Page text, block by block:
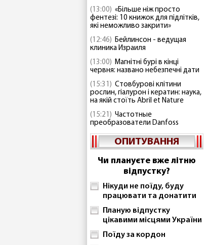
(13:00) «Більше ніж просто
фентезі: 10 книжок для підлітків,
які неможливо закрити»
(12:46) Бейлинсон - ведущая
клиника Израиля
(13:00) Магнітні бурі в кінці
червня: названо небезпечні дати
(15:31) Стовбурові клітини
рослин, гіалурон і кератин: наука,
на якій стоїть Abril et Nature
(15:21) Частотные
преобразователи Danfoss
ОПИТУВАННЯ
Чи плануєте вже літню
відпустку?
Нікуди не поїду, буду
працювати та донатити
Планую відпустку
цікавими місцями України
Поїду за кордон